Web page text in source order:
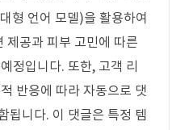
형 언어 모델)을 활용하여
제공과 피부 고민에 따른
정입니다. 또한, 고객 리
반응에 따라 자동으로 댓
됩니다. 이 댓글은 특정 템